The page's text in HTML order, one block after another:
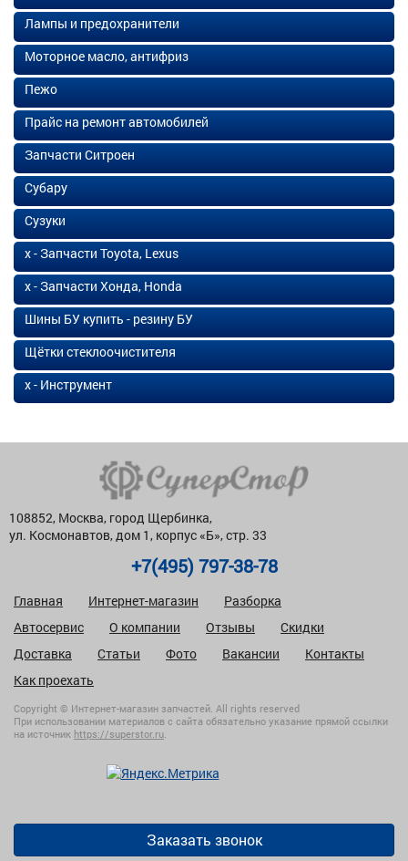
Лампы и предохранители
Моторное масло, антифриз
Пежо
Прайс на ремонт автомобилей
Запчасти Ситроен
Субару
Сузуки
х - Запчасти Toyota, Lexus
х - Запчасти Хонда, Honda
Шины БУ купить - резину БУ
Щётки стеклоочистителя
х - Инструмент
108852, Москва, город Щербинка,
ул. Космонавтов, дом 1, корпус «Б», стр. 33
+7(495) 797-38-78
Главная Интернет-магазин
Разборка
Автосервис
О компании Отзывы
Скидки
Доставка
Статьи Фото Вакансии
Контакты
Как проехать
Copyright © Интернет-магазин запчастей. All rights reserved
При использовании материалов с сайта обязательно указание прямой ссылки
на источник https://superstor.ru.
Заказать звонок